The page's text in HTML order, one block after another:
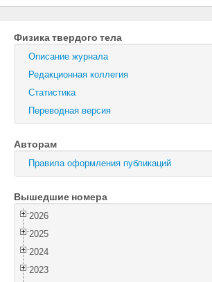
Журнал технической физики
Письма в Журнал технической
Физика твердого тела
Физика и техника полупроводников
Оптика и спектроскопия
Поиск
Войти
Физика твердого тела
Описание журнала
Редакционная коллегия
Статистика
Переводная версия
Авторам
Правила оформления публикаций
Вышедшие номера
2026
2025
2024
2023